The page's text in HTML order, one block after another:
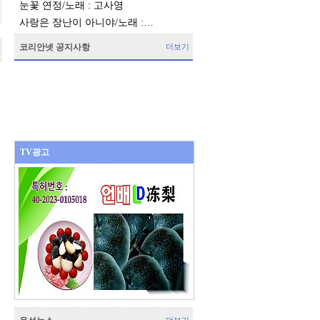
눈꽃 연정/노래 : 고사영
사랑은 장난이 아니야/노래 :…
코리안넷 공지사항 더보기
TV광고